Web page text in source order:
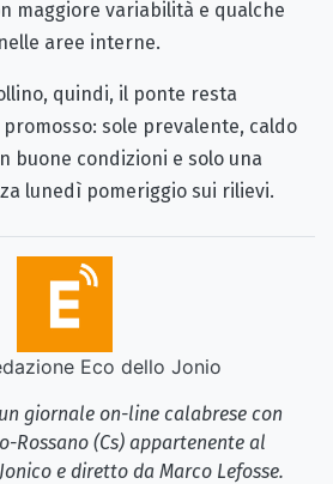
maggiore variabilità e qualche
aree interne.
quindi, il ponte resta
sole prevalente, caldo
buone condizioni e solo una
lunedì pomeriggio sui rilievi.
Eco dello Jonio
giornale on-line calabrese con
Rossano (Cs) appartenente al
e diretto da Marco Lefosse.